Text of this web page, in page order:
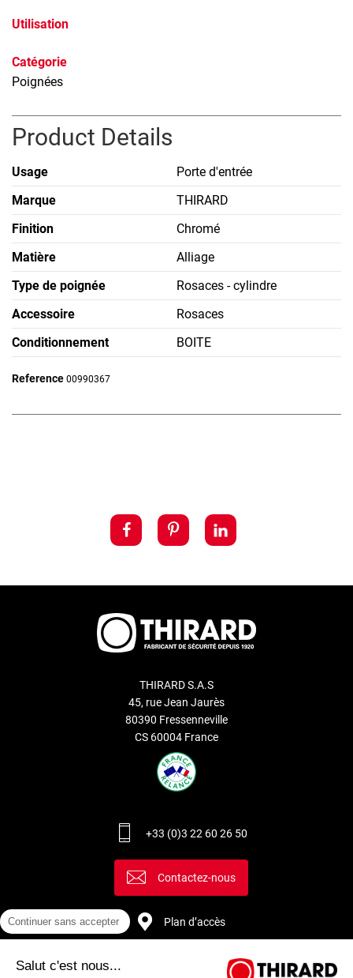
Utilisation
Catégorie
Poignées
Product Details
Usage
Porte d'entrée
Marque
THIRARD
Finition
Chromé
Matière
Alliage
Type de poignée
Rosaces - cylindre
Accessoire
Rosaces
Conditionnement
BOITE
Reference 00990367
THIRARD S.A.S
45, rue Jean Jaurès
80390 Fressenneville
CS 60004 France
+33 (0)3 22 60 26 50
Contactez-nous
Plan d’accès
Continuer sans accepter
Salut c'est nous...